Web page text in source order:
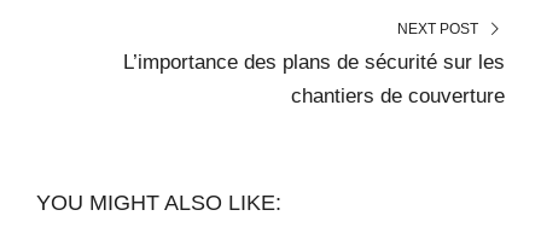
NEXT POST
L’importance des plans de sécurité sur les
chantiers de couverture
YOU MIGHT ALSO LIKE: